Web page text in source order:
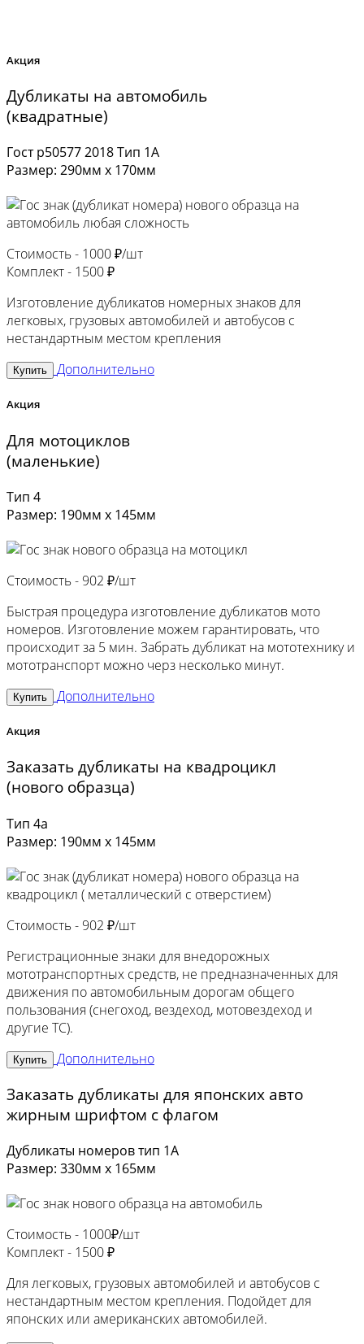
Акция
Дубликаты на автомобиль
(квадратные)
Гост р50577 2018 Тип 1А
Размер: 290мм х 170мм
Стоимость - 1000 ₽/шт
Комплект - 1500 ₽
Изготовление дубликатов номерных знаков для
легковых, грузовых автомобилей и автобусов с
нестандартным местом крепления
Купить Дополнительно
Акция
Для мотоциклов
(маленькие)
Тип 4
Размер: 190мм х 145мм
Стоимость - 902 ₽/шт
Быстрая процедура изготовление дубликатов мото
номеров. Изготовление можем гарантировать, что
происходит за 5 мин. Забрать дубликат на мототехнику и
мототранспорт можно черз несколько минут.
Купить Дополнительно
Акция
Заказать дубликаты на квадроцикл
(нового образца)
Тип 4а
Размер: 190мм х 145мм
Стоимость - 902 ₽/шт
Регистрационные знаки для внедорожных
мототранспортных средств, не предназначенных для
движения по автомобильным дорогам общего
пользования (снегоход, вездеход, мотовездеход и
другие ТС).
Купить Дополнительно
Заказать дубликаты для японских авто
жирным шрифтом с флагом
Дубликаты номеров тип 1А
Размер: 330мм х 165мм
Стоимость - 1000₽/шт
Комплект - 1500 ₽
Для легковых, грузовых автомобилей и автобусов с
нестандартным местом крепления. Подойдет для
японских или американских автомобилей.